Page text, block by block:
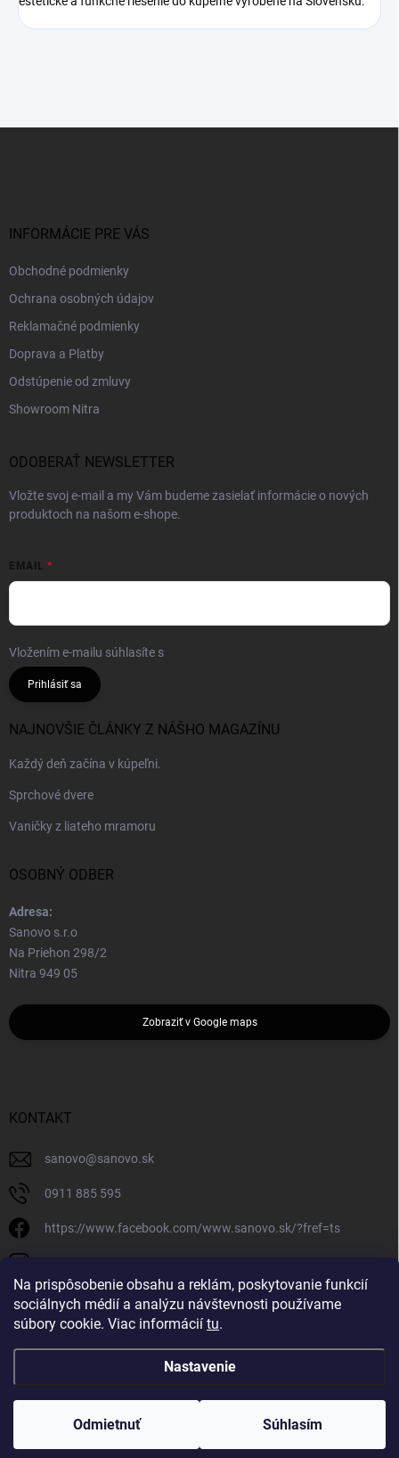
Na prispôsobenie obsahu a reklám, poskytovanie funkcií
sociálnych médií a analýzu návštevnosti používame
súbory cookie. Viac informácií tu.
Nastavenie
Odmietnuť Súhlasím
INFORMÁCIE PRE VÁS
Obchodné podmienky
Ochrana osobných údajov
Reklamačné podmienky
Doprava a Platby
Odstúpenie od zmluvy
Showroom Nitra
ODOBERAŤ NEWSLETTER
Vložte svoj e-mail a my Vám budeme zasielať informácie o nových
produktoch na našom e-shope.
EMAIL
Vložením e-mailu súhlasíte s
Prihlásiť sa
NAJNOVŠIE ČLÁNKY Z NÁŠHO MAGAZÍNU
Každý deň začína v kúpeľni.
Sprchové dvere
Vaničky z liateho mramoru
OSOBNÝ ODBER
Adresa:
Sanovo s.r.o
Na Priehon 298/2
Nitra 949 05
Zobraziť v Google maps
KONTAKT
sanovo@sanovo.sk
0911 885 595
https://www.facebook.com/www.sanovo.sk/?fref=ts
Vytvoril Shoptet
Copyright 2026Sanovo.sk. Všetky práva vyhradené. | Upraviť nastavenie